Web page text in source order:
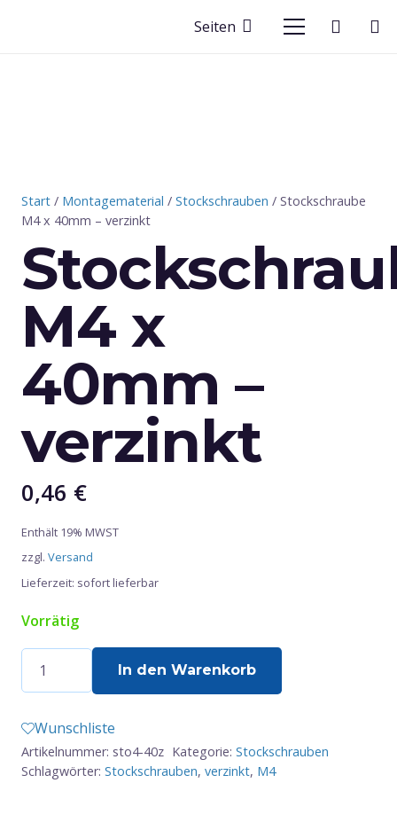
Seiten
Start / Montagematerial / Stockschrauben / Stockschraube
M4 x 40mm – verzinkt
M4 x
40mm –
verzinkt
0,46 €
Enthält 19% MWST
zzgl. Versand
Lieferzeit: sofort lieferbar
Vorrätig
M4
40mm
-
verzinkt
In den Warenkorb
Wunschliste
Artikelnummer: sto4-40z Kategorie: Stockschrauben
Schlagwörter: Stockschrauben, verzinkt, M4